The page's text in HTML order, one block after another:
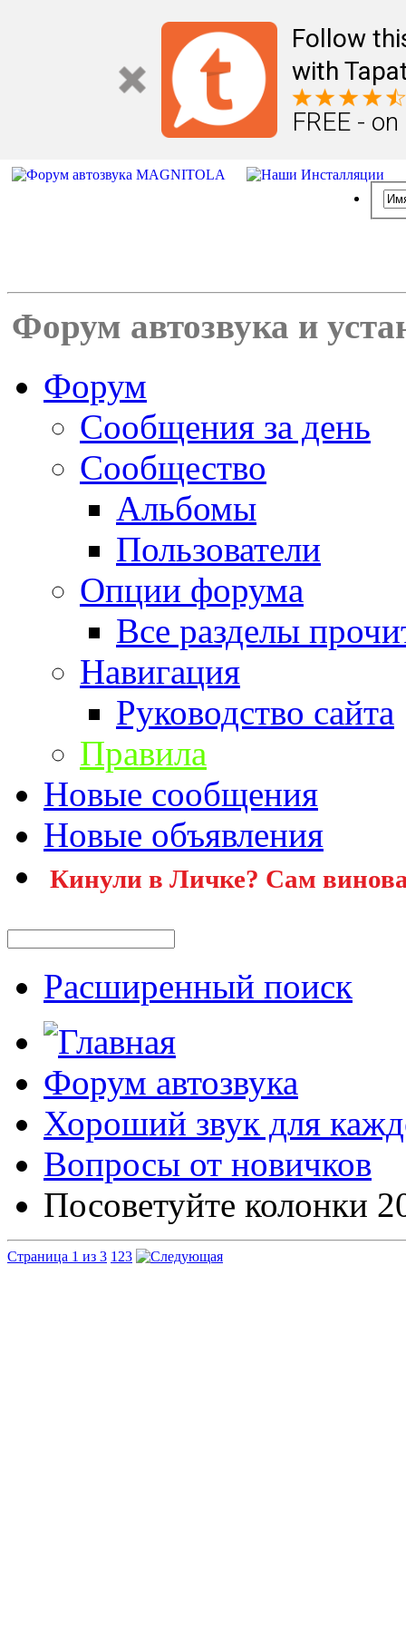
Follow
with
FREE -
Форум автозвука и
Форум
Сообщения за день
Сообщество
Альбомы
Пользователи
Опции форума
Все разделы
Навигация
Руководство сайта
Правила
Новые сообщения
Новые объявления
Кинули в Личке? Сам
Расширенный поиск
Форум автозвука
Хороший звук для
Вопросы от новичков
Посоветуйте колонки
Страница 1 из 3 1 23